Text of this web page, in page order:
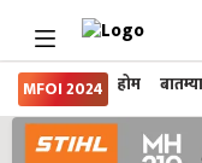
MFOI 2024 होम बातम्या